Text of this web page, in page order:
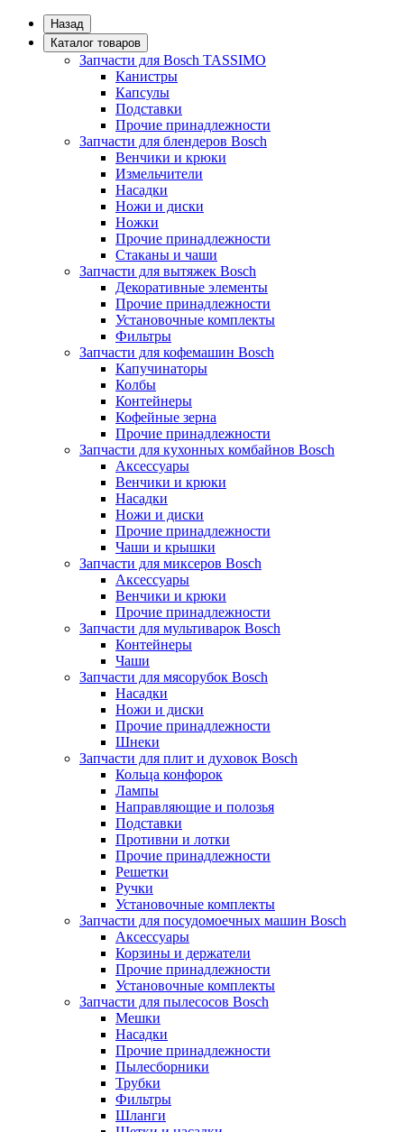
Назад
Каталог товаров
Запчасти для Bosch TASSIMO
Канистры
Капсулы
Подставки
Прочие принадлежности
Запчасти для блендеров Bosch
Венчики и крюки
Измельчители
Насадки
Ножи и диски
Ножки
Прочие принадлежности
Стаканы и чаши
Запчасти для вытяжек Bosch
Декоративные элементы
Прочие принадлежности
Установочные комплекты
Фильтры
Запчасти для кофемашин Bosch
Капучинаторы
Колбы
Контейнеры
Кофейные зерна
Прочие принадлежности
Запчасти для кухонных комбайнов Bosch
Аксессуары
Венчики и крюки
Насадки
Ножи и диски
Прочие принадлежности
Чаши и крышки
Запчасти для миксеров Bosch
Аксессуары
Венчики и крюки
Прочие принадлежности
Запчасти для мультиварок Bosch
Контейнеры
Чаши
Запчасти для мясорубок Bosch
Насадки
Ножи и диски
Прочие принадлежности
Шнеки
Запчасти для плит и духовок Bosch
Кольца конфорок
Лампы
Направляющие и полозья
Подставки
Противни и лотки
Прочие принадлежности
Решетки
Ручки
Установочные комплекты
Запчасти для посудомоечных машин Bosch
Аксессуары
Корзины и держатели
Прочие принадлежности
Установочные комплекты
Запчасти для пылесосов Bosch
Мешки
Насадки
Прочие принадлежности
Пылесборники
Трубки
Фильтры
Шланги